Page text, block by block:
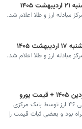
۱۴۰۵
مبادله ارز و طلا اعلام شد.
۱۴۰۵
مبادله ارز و طلا اعلام شد.
نرخ ارز در صرافی ملی و نرخ رسمی ۴۶ ارز توسط بانک مرکزی
بود و بعضی ثبات قیمت را